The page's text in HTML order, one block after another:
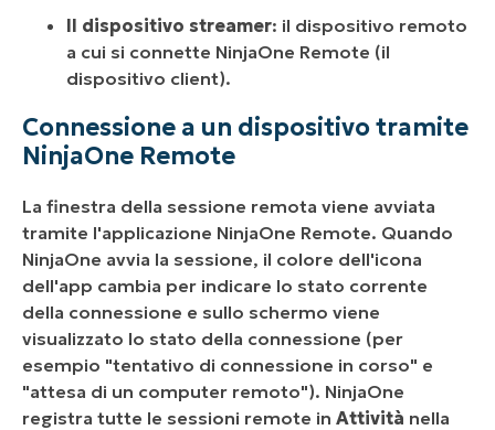
Il dispositivo streamer: il dispositivo remoto
a cui si connette NinjaOne Remote (il
dispositivo client).
Connessione a un dispositivo tramite
NinjaOne Remote
La finestra della sessione remota viene avviata
tramite l'applicazione NinjaOne Remote. Quando
NinjaOne avvia la sessione, il colore dell'icona
dell'app cambia per indicare lo stato corrente
della connessione e sullo schermo viene
visualizzato lo stato della connessione (per
esempio "tentativo di connessione in corso" e
"attesa di un computer remoto"). NinjaOne
registra tutte le sessioni remote in Attività nella